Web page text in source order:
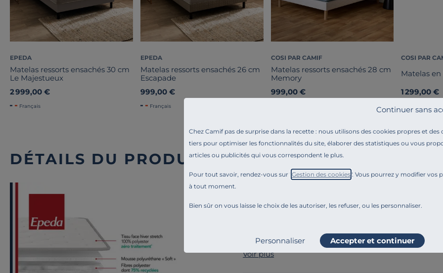
Chez Camif pas de surprise dans la recette : nous utilisons des cookies propres et des
tiers pour optimiser les fonctionnalités du site, élaborer des statistiques ou vous
articles ou publicités qui vous correspondent le plus.
Pour tout savoir, rendez-vous sur " Gestion des cookies". Vous pourrez y modifier vos
à tout moment.
Bien sûr on vous laisse le choix de les autoriser, les refuser, ou les personnaliser.
Continuer sans
Personnaliser Accepter et continuer
EPEDA
Matelas ressorts ensachés 30 cm
Le Majestueux
2 999,00 €
Français
EPEDA
Matelas ressorts ensachés 26 cm
Escapade
999,00 €
Français
COSI PAR CAMIF
Matelas ressorts ensachés 28 cm
Memory
999,00 €
COSI PAR
Matelas en
1 299,00 €
DÉTAILS DU PRODUIT
, chaque zone de
Conçu pour durer, le matelas Itinéraire mise sur la
matériaux recyclés, garantissant à la fois
Découvrez toute notre sélection :
Voir plus